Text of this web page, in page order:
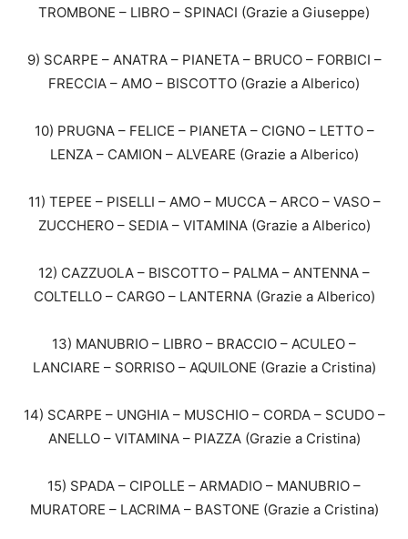
TROMBONE – LIBRO – SPINACI (Grazie a Giuseppe)
9) SCARPE – ANATRA – PIANETA – BRUCO – FORBICI –
FRECCIA – AMO – BISCOTTO (Grazie a Alberico)
10) PRUGNA – FELICE – PIANETA – CIGNO – LETTO –
LENZA – CAMION – ALVEARE (Grazie a Alberico)
11) TEPEE – PISELLI – AMO – MUCCA – ARCO – VASO –
ZUCCHERO – SEDIA – VITAMINA (Grazie a Alberico)
12) CAZZUOLA – BISCOTTO – PALMA – ANTENNA –
COLTELLO – CARGO – LANTERNA (Grazie a Alberico)
13) MANUBRIO – LIBRO – BRACCIO – ACULEO –
LANCIARE – SORRISO – AQUILONE (Grazie a Cristina)
14) SCARPE – UNGHIA – MUSCHIO – CORDA – SCUDO –
ANELLO – VITAMINA – PIAZZA (Grazie a Cristina)
15) SPADA – CIPOLLE – ARMADIO – MANUBRIO –
MURATORE – LACRIMA – BASTONE (Grazie a Cristina)